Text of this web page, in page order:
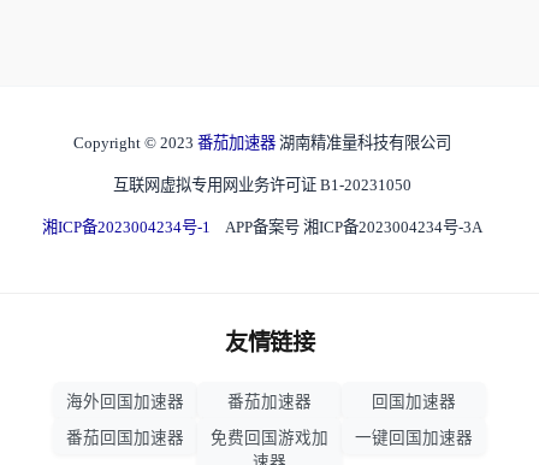
Copyright © 2023 番茄加速器 湖南精准量科技有限公司
互联网虚拟专用网业务许可证 B1-20231050
湘ICP备2023004234号-1 APP备案号 湘ICP备2023004234号-3A
友情链接
海外回国加速器 番茄加速器
回国加速器
番茄回国加速器
免费回国游戏加
一键回国加速器